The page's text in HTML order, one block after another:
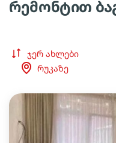
რემონტით
ჯერ ახლები
რუკაზე